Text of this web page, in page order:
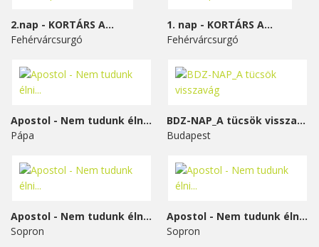
2.nap - KORTÁRS A...
Fehérvárcsurgó
1. nap - KORTÁRS A...
Fehérvárcsurgó
Apostol - Nem tudunk élni...
Pápa
BDZ-NAP_A tücsök visszavág
Budapest
Apostol - Nem tudunk élni...
Sopron
Apostol - Nem tudunk élni...
Sopron